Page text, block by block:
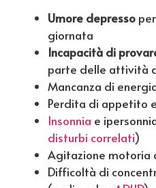
Umore depresso
giornata
Incapacità di
parte delle attività
Mancanza di
Perdita di appetito
Insonnia e
disturbi correlati)
Agitazione motoria
Difficoltà di